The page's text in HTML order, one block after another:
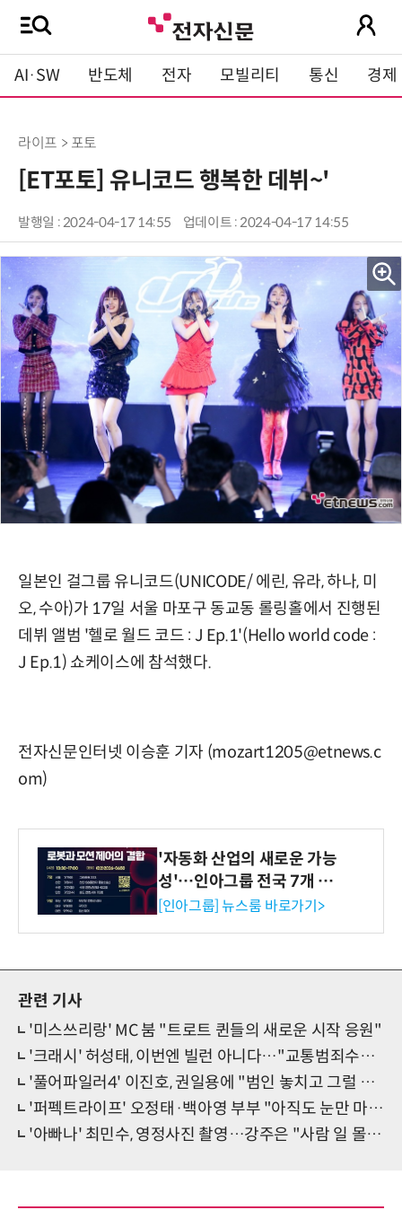
AI·SW 반도체 전자 모빌리티 통신 경제
라이프 > 포토
[ET포토] 유니코드 행복한 데뷔~'
발행일 : 2024-04-17 14:55 업데이트 : 2024-04-17 14:55
일본인 걸그룹 유니코드(UNICODE/ 에린, 유라, 하나, 미
오, 수아)가 17일 서울 마포구 동교동 롤링홀에서 진행된
데뷔 앨범 '헬로 월드 코드 : J Ep.1'(Hello world code :
J Ep.1) 쇼케이스에 참석했다.
전자신문인터넷 이승훈 기자 (mozart1205@etnews.c
om)
'자동화 산업의 새로운 가능
성'…인아그룹 전국 7개 도
시 세미나 페어 개최
[인아그룹] 뉴스룸 바로가기>
관련 기사
'미스쓰리랑' MC 붐 "트로트 퀸들의 새로운 시작 응원"
'크래시' 허성태, 이번엔 빌런 아니다…"교통범죄수사팀 리더"
'풀어파일러4' 이진호, 권일용에 "범인 놓치고 그럴 때 아니에요?" 도발
'퍼펙트라이프' 오정태·백아영 부부 "아직도 눈만 마주치면 뽀뽀"
'아빠나' 최민수, 영정사진 촬영…강주은 "사람 일 몰라" 발언 초토화